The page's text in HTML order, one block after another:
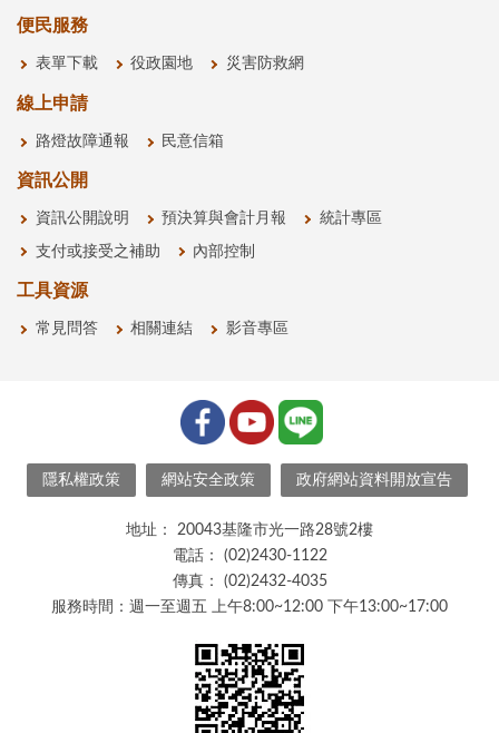
便民服務
表單下載 役政園地 災害防救網
線上申請
路燈故障通報 民意信箱
資訊公開
資訊公開說明 預決算與會計月報 統計專區
支付或接受之補助 內部控制
工具資源
常見問答 相關連結 影音專區
隱私權政策 網站安全政策 政府網站資料開放宣告
地址：
20043基隆市光一路28號2樓
電話：
(02)2430-1122
傳真：
(02)2432-4035
服務時間：週一至週五 上午8:00~12:00 下午13:00~17:00